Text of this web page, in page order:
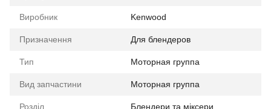
Виробник Kenwood
Призначення Для блендеров
Тип Моторная группа
Вид запчастини Моторная группа
Розділ Блендери та міксери